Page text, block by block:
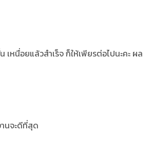
หนื่อยแล้วสำเร็จ ก็ให้เพียรต่อไปนะคะ ผล
นจะดีที่สุด